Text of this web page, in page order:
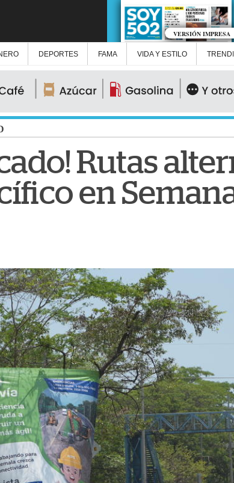
VERSIÓN IMPRESA
DEPORTES FAMA VIDA Y ESTILO
Rutas
en